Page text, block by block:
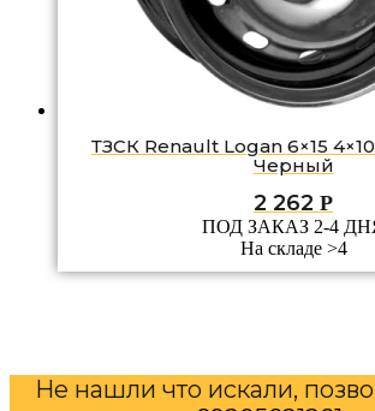
ТЗСК Renault Logan 6×15
Черный
2 262 Р
ПОД ЗАКАЗ 2-4
На складе >4
Не нашли что искали,